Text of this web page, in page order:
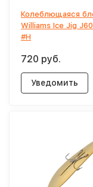
Колеблющаяся
Williams Ice Jig
#H
720 руб.
Уведомить